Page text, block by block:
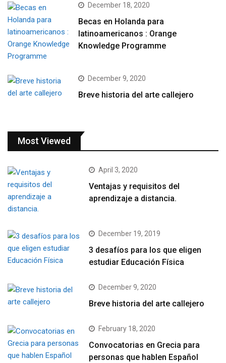
December 18, 2020
Becas en Holanda para
latinoamericanos : Orange
Knowledge Programme
December 9, 2020
Breve historia del arte callejero
Most Viewed
April 3, 2020
Ventajas y requisitos del
aprendizaje a distancia.
December 19, 2019
3 desafíos para los que eligen
estudiar Educación Física
December 9, 2020
Breve historia del arte callejero
February 18, 2020
Convocatorias en Grecia para
personas que hablen Español